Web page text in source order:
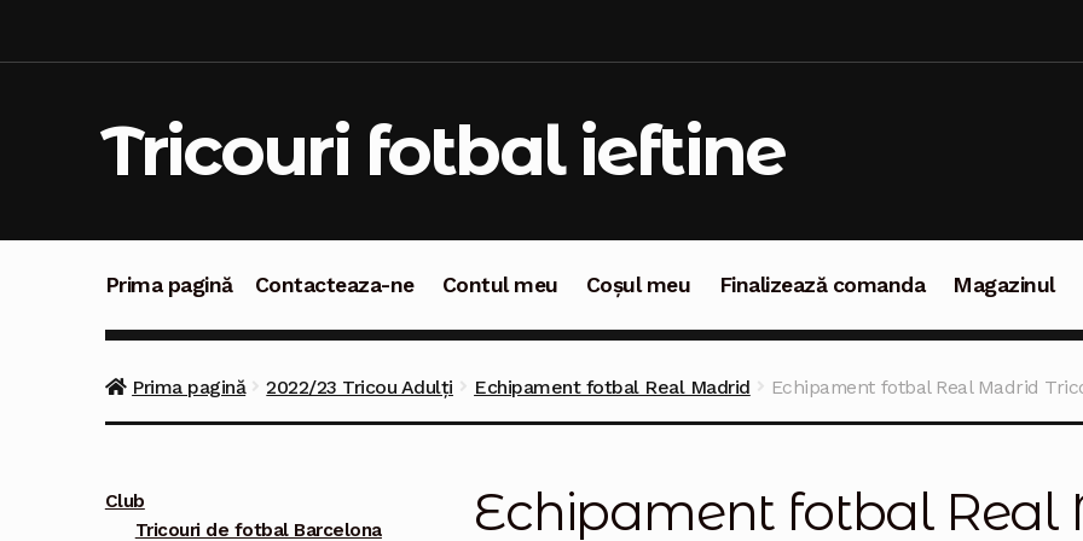
Tricouri fotbal ieftine
Prima pagină Contacteaza-ne Contul meu Coșul meu Finalizează comanda Magazinul
Prima pagină 2022/23 Tricou Adulți Echipament fotbal Real Madrid Echipament fotbal Real Madrid
Echipament fotbal Real
Club
Tricouri de fotbal Barcelona